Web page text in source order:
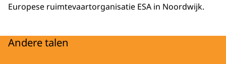
Europese ruimtevaartorganisatie ESA in Noordwijk.
Andere talen